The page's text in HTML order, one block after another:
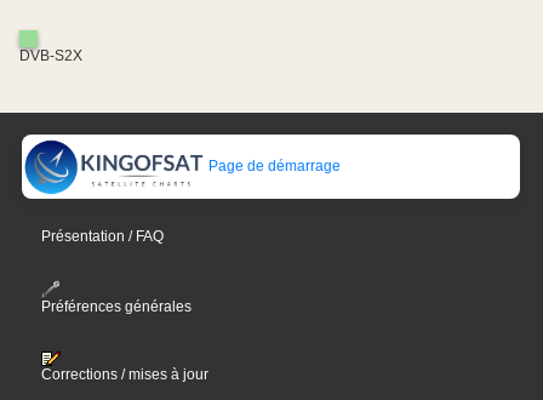
DVB-S2X
Page de démarrage
Présentation / FAQ
Préférences générales
Corrections / mises à jour